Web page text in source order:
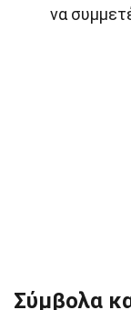
να
Σύμβολα